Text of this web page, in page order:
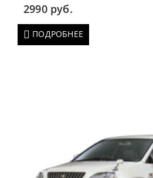
2990 руб.
ПОДРОБНЕЕ